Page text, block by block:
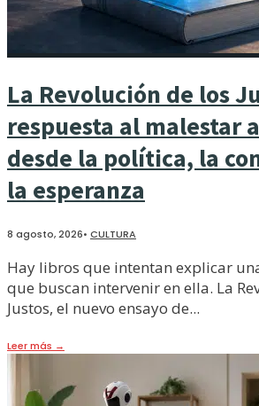
La Revolución de los
respuesta al malestar
desde la política, la
la esperanza
8 agosto, 2026• CULTURA
Hay libros que intentan explicar
que buscan intervenir en ella. La
Justos, el nuevo ensayo de...
Leer más →